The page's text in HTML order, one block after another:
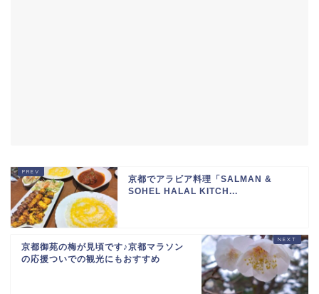
京都でアラビア料理「SALMAN &
SOHEL HALAL KITCH...
京都御苑の梅が見頃です♪京都マラソン
の応援ついでの観光にもおすすめ